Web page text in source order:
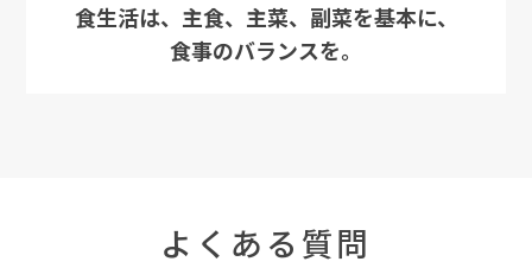
食生活は、主食、主菜、副菜を基本に、
食事のバランスを。
よくある質問